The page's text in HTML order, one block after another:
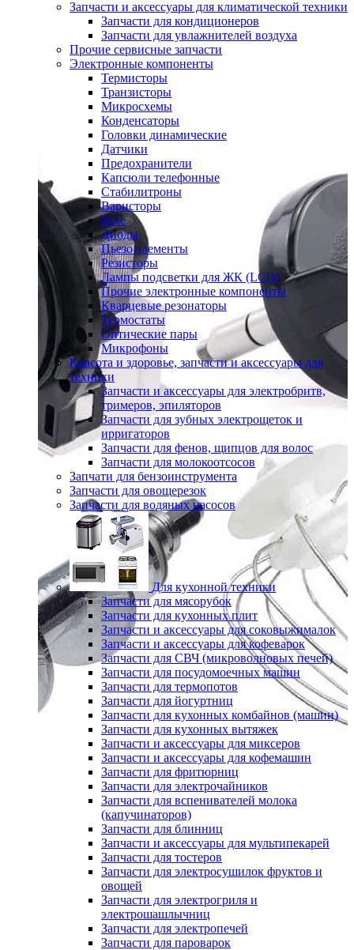
Запчасти и аксессуары для климатической техники
Запчасти для кондиционеров
Запчасти для увлажнителей воздуха
Прочие сервисные запчасти
Электронные компоненты
Термисторы
Транзисторы
Микросхемы
Конденсаторы
Головки динамические
Датчики
Предохранители
Капсюли телефонные
Стабилитроны
Варисторы
Реле
Диоды
Пьезо элементы
Резисторы
Лампы подсветки для ЖК (LCD)
Прочие электронные компоненты
Кварцевые резонаторы
Термостаты
Оптические пары
Микрофоны
Красота и здоровье, запчасти и аксессуары для
техники
Запчасти и аксессуары для электробритв,
тримеров, эпиляторов
Запчасти для зубных электрощеток и
ирригаторов
Запчасти для фенов, щипцов для волос
Запчасти для молокоотсосов
Запчати для бензоинструмента
Запчасти для овощерезок
Запчасти для водяных насосов
Для кухонной техники
Запчасти для мясорубок
Запчасти для кухонных плит
Запчасти и аксессуары для соковыжималок
Запчасти и аксессуары для кофеварок
Запчасти для СВЧ (микроволновых печей)
Запчасти для посудомоечных машин
Запчасти для термопотов
Запчасти для йогуртниц
Запчасти для кухонных комбайнов (машин)
Запчасти для кухонных вытяжек
Запчасти и аксессуары для миксеров
Запчасти и аксессуары для кофемашин
Запчасти для фритюрниц
Запчасти для электрочайников
Запчасти для вспенивателей молока
(капучинаторов)
Запчасти для блинниц
Запчасти и аксессуары для мультипекарей
Запчасти для тостеров
Запчасти для электросушилок фруктов и
овощей
Запчасти для электрогриля и
электрошашлычниц
Запчасти для электропечей
Запчасти для пароварок